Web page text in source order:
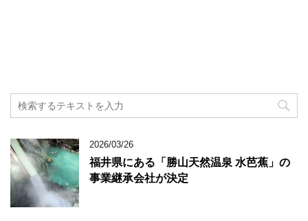
2026/03/26
福井県にある「勝山天然温泉 水芭蕉」の
事業継承会社が決定